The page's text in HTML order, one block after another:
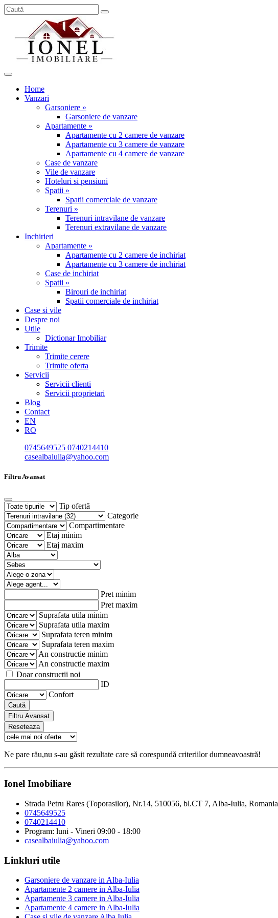
Home
Vanzari
Garsoniere »
Garsoniere de vanzare
Apartamente »
Apartamente cu 2 camere de vanzare
Apartamente cu 3 camere de vanzare
Apartamente cu 4 camere de vanzare
Case de vanzare
Vile de vanzare
Hoteluri si pensiuni
Spatii »
Spatii comerciale de vanzare
Terenuri »
Terenuri intravilane de vanzare
Terenuri extravilane de vanzare
Inchirieri
Apartamente »
Apartamente cu 2 camere de inchiriat
Apartamente cu 3 camere de inchiriat
Case de inchiriat
Spatii »
Birouri de inchiriat
Spatii comerciale de inchiriat
Case si vile
Despre noi
Utile
Dictionar Imobiliar
Trimite
Trimite cerere
Trimite oferta
Servicii
Servicii clienti
Servicii proprietari
Blog
Contact
EN
RO
0745649525 0740214410
casealbaiulia@yahoo.com
Filtru Avansat
Tip ofertă
Categorie
Compartimentare
Etaj minim
Etaj maxim
Pret minim
Pret maxim
Suprafata utila minim
Suprafata utila maxim
Suprafata teren minim
Suprafata teren maxim
An constructie minim
An constructie maxim
Doar constructii noi
ID
Confort
Caută
Filtru Avansat
Reseteaza
Ne pare rău,nu s-au găsit rezultate care să corespundă criteriilor dumneavoastră!
Ionel Imobiliare
Strada Petru Rares (Toporasilor), Nr.14, 510056, bl.CT 7, Alba-Iulia, Romania
0745649525
0740214410
Program: luni - Vineri 09:00 - 18:00
casealbaiulia@yahoo.com
Linkluri utile
Garsoniere de vanzare in Alba-Iulia
Apartamente 2 camere in Alba-Iulia
Apartamente 3 camere in Alba-Iulia
Apartamente 4 camere in Alba-Iulia